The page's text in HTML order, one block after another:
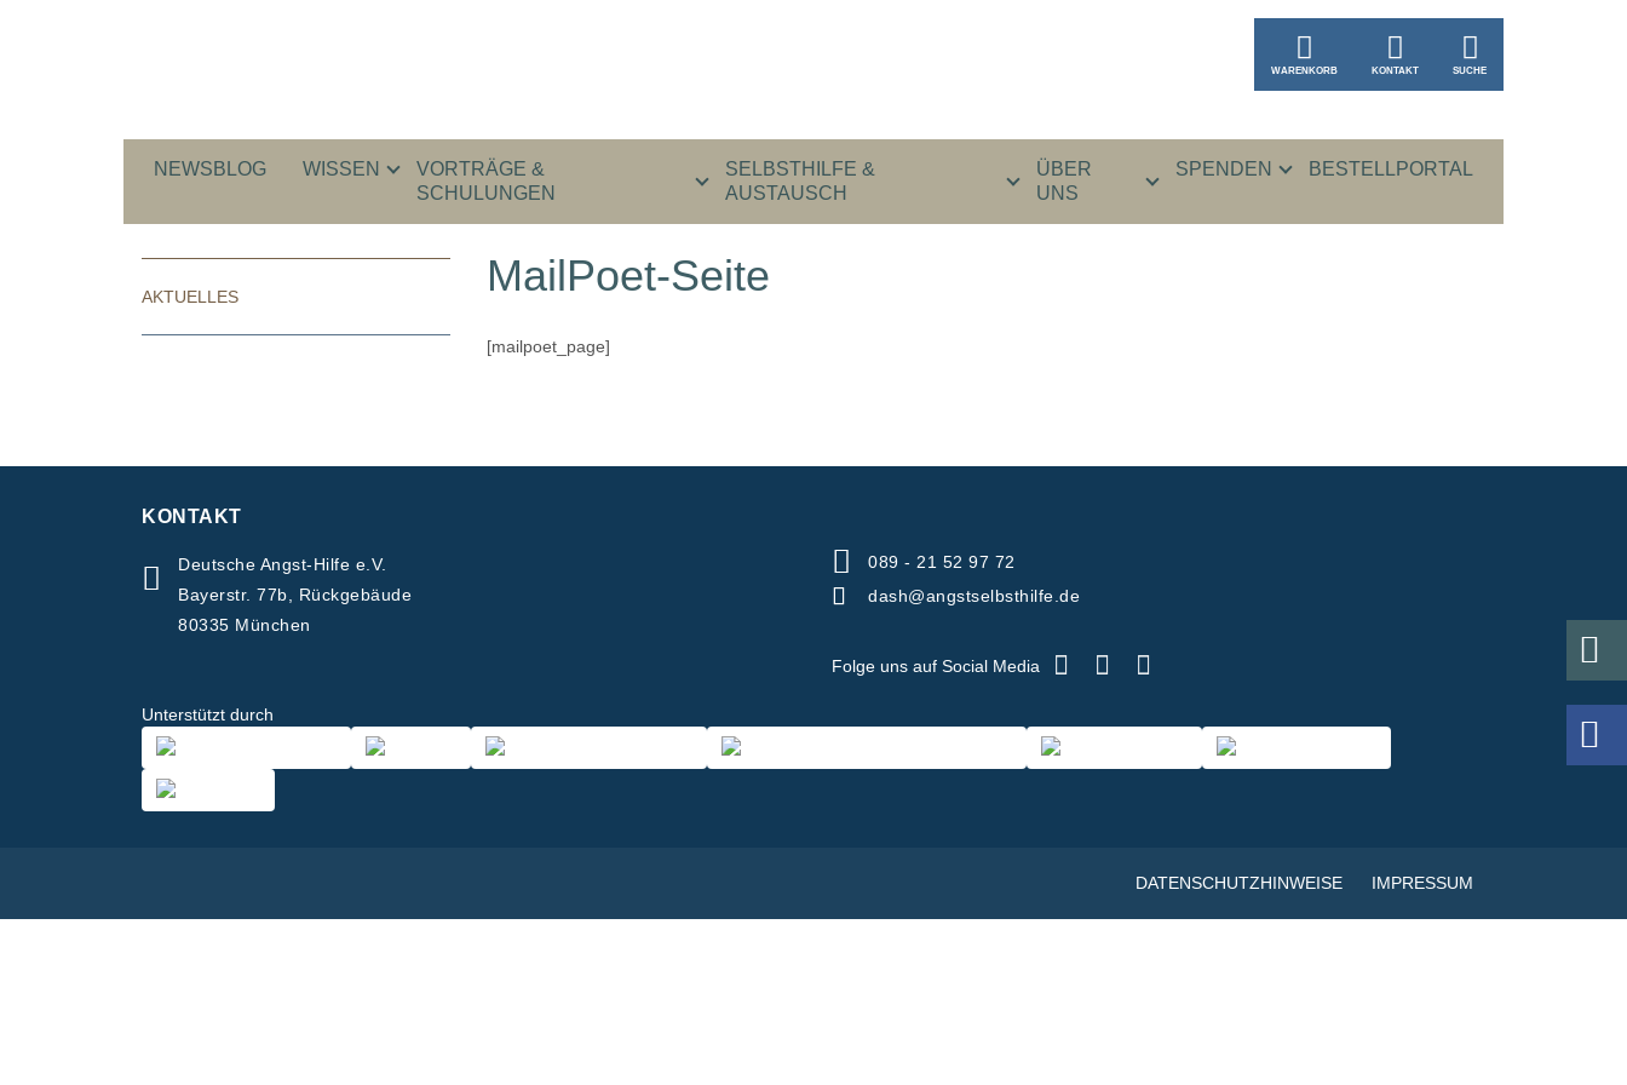
WARENKORB KONTAKT SUCHE
NEWSBLOG WISSEN
VORTRÄGE &
SCHULUNGEN
SELBSTHILFE &
AUSTAUSCH
ÜBER
UNS
SPENDEN BESTELLPORTAL
MailPoet-Seite
[mailpoet_page]
AKTUELLES
KONTAKT
Deutsche Angst-Hilfe e.V.
Bayerstr. 77b, Rückgebäude
80335 München
089 - 21 52 97 72
dash@angstselbsthilfe.de
Folge uns auf Social Media
Unterstützt durch
DATENSCHUTZHINWEISE IMPRESSUM